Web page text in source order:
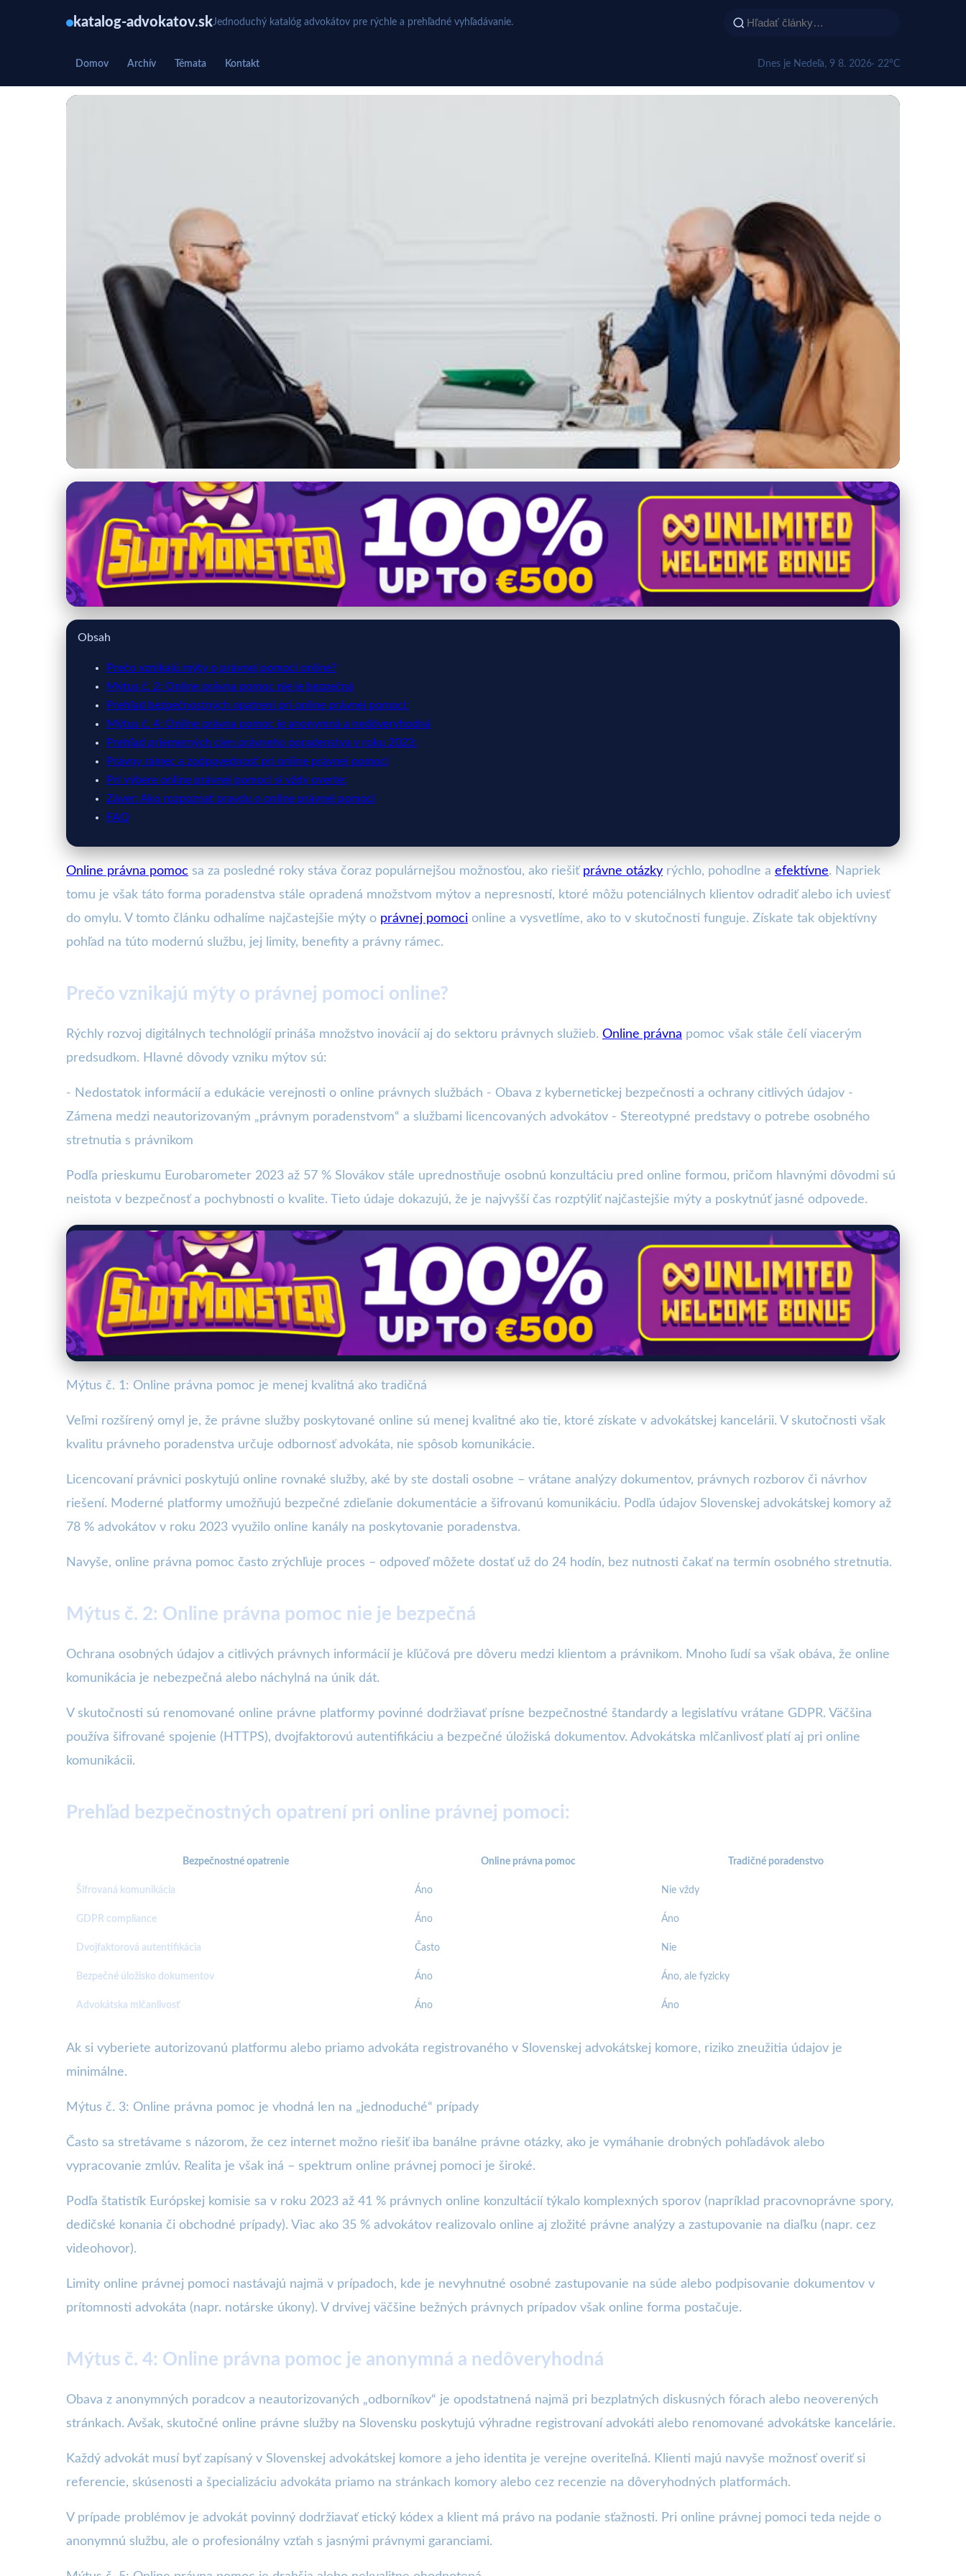
katalog-advokatov.skJednoduchý katalóg advokátov pre rýchle a prehľadné vyhľadávanie.
Domov Archív Témata Kontakt Dnes je Nedeľa, 9 8. 2026· 22°C
katalog-advokatov.sk
Online právna pomoc: Efektívne riešenie mýtov a faktov 2023
17. 5. 2026· 9 min čítania · Autor: Peter Toman
Obsah
Prečo vznikajú mýty o právnej pomoci online?
Mýtus č. 2: Online právna pomoc nie je bezpečná
Prehľad bezpečnostných opatrení pri online právnej pomoci:
Mýtus č. 4: Online právna pomoc je anonymná a nedôveryhodná
Prehľad priemerných cien právneho poradenstva v roku 2023:
Právny rámec a zodpovednosť pri online právnej pomoci
Pri výbere online právnej pomoci si vždy overte:
Záver: Ako rozpoznať pravdu o online právnej pomoci
FAQ
Online právna pomoc sa za posledné roky stáva čoraz populárnejšou možnosťou, ako riešiť právne otázky rýchlo, pohodlne a efektívne. Napriek
tomu je však táto forma poradenstva stále opradená množstvom mýtov a nepresností, ktoré môžu potenciálnych klientov odradiť alebo ich uviesť
do omylu. V tomto článku odhalíme najčastejšie mýty o právnej pomoci online a vysvetlíme, ako to v skutočnosti funguje. Získate tak objektívny
pohľad na túto modernú službu, jej limity, benefity a právny rámec.
Prečo vznikajú mýty o právnej pomoci online?
Rýchly rozvoj digitálnych technológií prináša množstvo inovácií aj do sektoru právnych služieb. Online právna pomoc však stále čelí viacerým
predsudkom. Hlavné dôvody vzniku mýtov sú:
- Nedostatok informácií a edukácie verejnosti o online právnych službách - Obava z kybernetickej bezpečnosti a ochrany citlivých údajov -
Zámena medzi neautorizovaným „právnym poradenstvom“ a službami licencovaných advokátov - Stereotypné predstavy o potrebe osobného
stretnutia s právnikom
Podľa prieskumu Eurobarometer 2023 až 57 % Slovákov stále uprednostňuje osobnú konzultáciu pred online formou, pričom hlavnými dôvodmi sú
neistota v bezpečnosť a pochybnosti o kvalite. Tieto údaje dokazujú, že je najvyšší čas rozptýliť najčastejšie mýty a poskytnúť jasné odpovede.
Mýtus č. 1: Online právna pomoc je menej kvalitná ako tradičná
Veľmi rozšírený omyl je, že právne služby poskytované online sú menej kvalitné ako tie, ktoré získate v advokátskej kancelárii. V skutočnosti však
kvalitu právneho poradenstva určuje odbornosť advokáta, nie spôsob komunikácie.
Licencovaní právnici poskytujú online rovnaké služby, aké by ste dostali osobne – vrátane analýzy dokumentov, právnych rozborov či návrhov
riešení. Moderné platformy umožňujú bezpečné zdieľanie dokumentácie a šifrovanú komunikáciu. Podľa údajov Slovenskej advokátskej komory až
78 % advokátov v roku 2023 využilo online kanály na poskytovanie poradenstva.
Navyše, online právna pomoc často zrýchľuje proces – odpoveď môžete dostať už do 24 hodín, bez nutnosti čakať na termín osobného stretnutia.
Mýtus č. 2: Online právna pomoc nie je bezpečná
Ochrana osobných údajov a citlivých právnych informácií je kľúčová pre dôveru medzi klientom a právnikom. Mnoho ľudí sa však obáva, že online
komunikácia je nebezpečná alebo náchylná na únik dát.
V skutočnosti sú renomované online právne platformy povinné dodržiavať prísne bezpečnostné štandardy a legislatívu vrátane GDPR. Väčšina
používa šifrované spojenie (HTTPS), dvojfaktorovú autentifikáciu a bezpečné úložiská dokumentov. Advokátska mlčanlivosť platí aj pri online
komunikácii.
Prehľad bezpečnostných opatrení pri online právnej pomoci:
Bezpečnostné opatrenie Online právna pomoc Tradičné poradenstvo
Šifrovaná komunikácia Áno Nie vždy
GDPR compliance Áno Áno
Dvojfaktorová autentifikácia Často Nie
Bezpečné úložisko dokumentov Áno Áno, ale fyzicky
Advokátska mlčanlivosť Áno Áno
Ak si vyberiete autorizovanú platformu alebo priamo advokáta registrovaného v Slovenskej advokátskej komore, riziko zneužitia údajov je
minimálne.
Mýtus č. 3: Online právna pomoc je vhodná len na „jednoduché“ prípady
Často sa stretávame s názorom, že cez internet možno riešiť iba banálne právne otázky, ako je vymáhanie drobných pohľadávok alebo
vypracovanie zmlúv. Realita je však iná – spektrum online právnej pomoci je široké.
Podľa štatistík Európskej komisie sa v roku 2023 až 41 % právnych online konzultácií týkalo komplexných sporov (napríklad pracovnoprávne spory,
dedičské konania či obchodné prípady). Viac ako 35 % advokátov realizovalo online aj zložité právne analýzy a zastupovanie na diaľku (napr. cez
videohovor).
Limity online právnej pomoci nastávajú najmä v prípadoch, kde je nevyhnutné osobné zastupovanie na súde alebo podpisovanie dokumentov v
prítomnosti advokáta (napr. notárske úkony). V drvivej väčšine bežných právnych prípadov však online forma postačuje.
Mýtus č. 4: Online právna pomoc je anonymná a nedôveryhodná
Obava z anonymných poradcov a neautorizovaných „odborníkov“ je opodstatnená najmä pri bezplatných diskusných fórach alebo neoverených
stránkach. Avšak, skutočné online právne služby na Slovensku poskytujú výhradne registrovaní advokáti alebo renomované advokátske kancelárie.
Každý advokát musí byť zapísaný v Slovenskej advokátskej komore a jeho identita je verejne overiteľná. Klienti majú navyše možnosť overiť si
referencie, skúsenosti a špecializáciu advokáta priamo na stránkach komory alebo cez recenzie na dôveryhodných platformách.
V prípade problémov je advokát povinný dodržiavať etický kódex a klient má právo na podanie sťažnosti. Pri online právnej pomoci teda nejde o
anonymnú službu, ale o profesionálny vzťah s jasnými právnymi garanciami.